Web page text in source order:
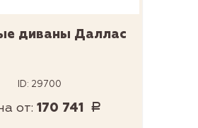
диваны Даллас
ID: 29700
от: 170 741 Р